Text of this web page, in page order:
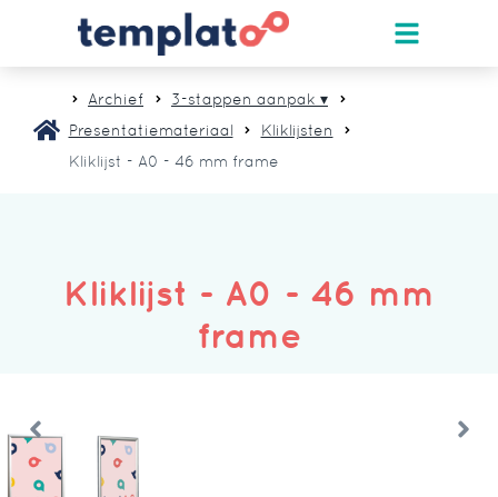
Archief
3-stappen aanpak ▾
Presentatiemateriaal
Kliklijsten
Kliklijst - A0 - 46 mm frame
Kliklijst - A0 - 46 mm
frame